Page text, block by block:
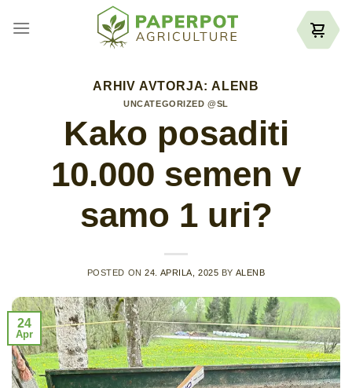
ARHIV AVTORJA: ALENB
UNCATEGORIZED @SL
Kako posaditi
10.000 semen v
samo 1 uri?
POSTED ON24. APRILA, 2025 BY ALENB
24
Apr